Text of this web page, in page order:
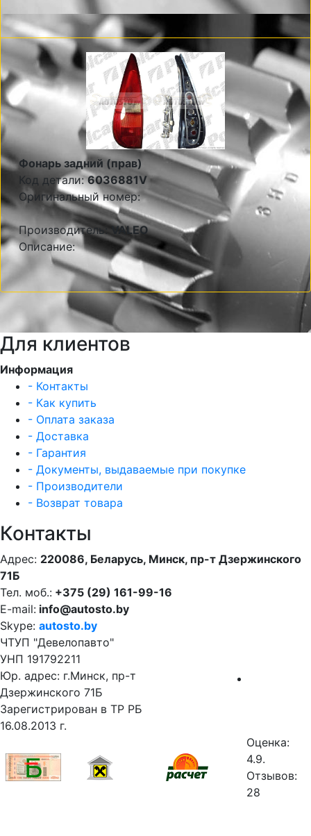
Фонарь задний (прав)
Код детали:6036881V
Оригинальный номер:
Производитель: VALEO
Описание:
Для клиентов
Информация
- Контакты
- Как купить
- Оплата заказа
- Доставка
- Гарантия
- Документы, выдаваемые при покупке
- Производители
- Возврат товара
Контакты
Адрес: 220086, Беларусь, Минск, пр-т Дзержинского
71Б
Тел. моб.: +375 (29) 161-99-16
E-mail: info@autosto.by
Skype: autosto.by
ЧТУП "Девелопавто"
УНП 191792211
Юр. адрес: г.Минск, пр-т
Дзержинского 71Б
Зарегистрирован в ТР РБ
16.08.2013 г.
Оценка:
4.9.
Отзывов:
28